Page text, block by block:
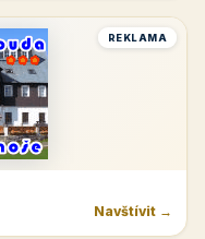
REKLAMA
Navštívit →